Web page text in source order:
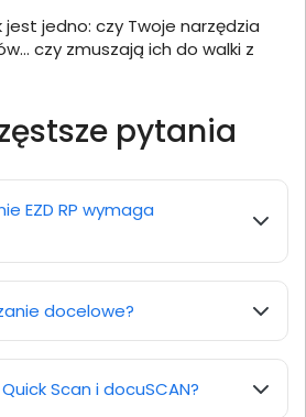
jest jedno: czy Twoje narzędzia
czy zmuszają ich do walki z
pytania
EZD RP wymaga
docelowe?
Scan i docuSCAN?